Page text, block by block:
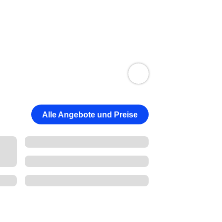
Alle Angebote und Preise